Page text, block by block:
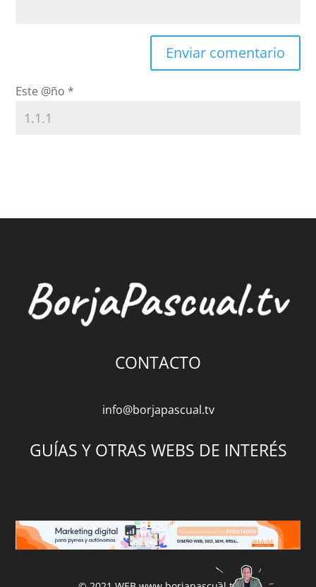
Este @ño *
CONTACTO
info@borjapascual.tv
GUÍAS Y OTRAS WEBS DE INTERÉS